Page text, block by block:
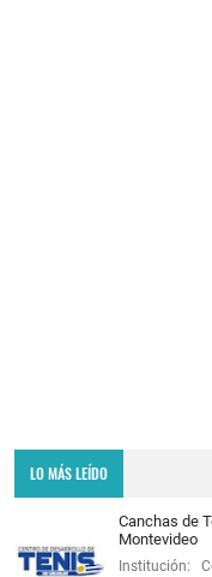
LO MÁS LEÍDO
Canchas de
Montevideo
Institución: